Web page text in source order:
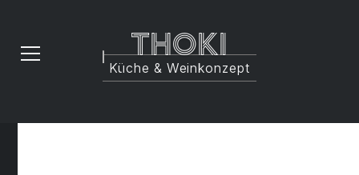
Thoki
Küche & Weinkonzept